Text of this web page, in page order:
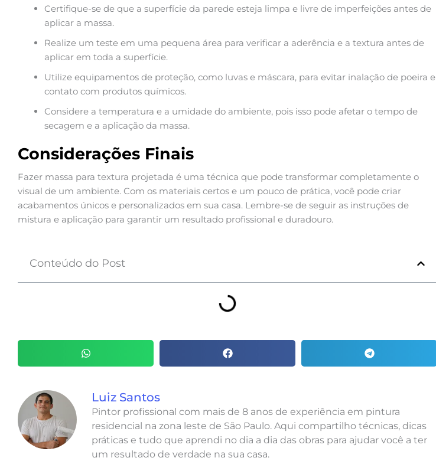
Certifique-se de que a superfície da parede esteja limpa e livre de imperfeições antes de
aplicar a massa.
Realize um teste em uma pequena área para verificar a aderência e a textura antes de
aplicar em toda a superfície.
Utilize equipamentos de proteção, como luvas e máscara, para evitar inalação de poeira e
contato com produtos químicos.
Considere a temperatura e a umidade do ambiente, pois isso pode afetar o tempo de
secagem e a aplicação da massa.
Considerações Finais
Fazer massa para textura projetada é uma técnica que pode transformar completamente o
visual de um ambiente. Com os materiais certos e um pouco de prática, você pode criar
acabamentos únicos e personalizados em sua casa. Lembre-se de seguir as instruções de
mistura e aplicação para garantir um resultado profissional e duradouro.
Conteúdo do Post
Luiz Santos
Pintor profissional com mais de 8 anos de experiência em pintura
residencial na zona leste de São Paulo. Aqui compartilho técnicas, dicas
práticas e tudo que aprendi no dia a dia das obras para ajudar você a ter
um resultado de verdade na sua casa.